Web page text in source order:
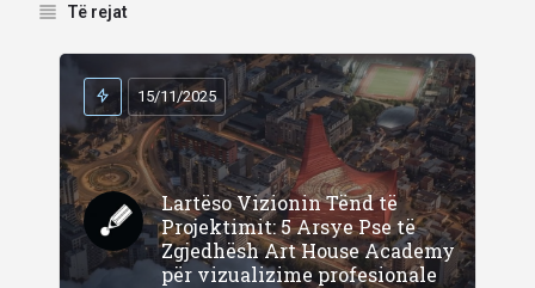
Të rejat
Lartëso Vizionin Tënd të
Projektimit: 5 Arsye Pse të
Zgjedhësh Art House Academy
për vizualizime profesionale
15/11/2025